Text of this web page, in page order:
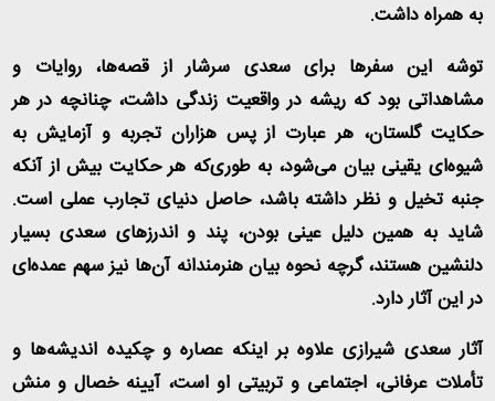
به همراه داشت.
توشه این سفرها برای سعدی سرشار از قصه‌ها، روایات و
مشاهداتی بود که ریشه در واقعیت زندگی داشت، چنانچه در هر
حکایت گلستان، هر عبارت از پس هزاران تجربه و آزمایش به
شیوه‌ای یقینی بیان می‌شود، به طوری‌که هر حکایت بیش از آنکه
جنبه تخیل و نظر داشته باشد، حاصل دنیای تجارب عملی است.
شاید به همین دلیل عینی بودن، پند و اندرزهای سعدی بسیار
دلنشین هستند، گرچه نحوه بیان هنرمندانه آن‌ها نیز سهم عمده‌ای
در این آثار دارد.
آثار سعدی شیرازی علاوه بر اینکه عصاره و چکیده اندیشه‌ها و
تأملات عرفانی، اجتماعی و تربیتی او است، آیینه خصال و منش